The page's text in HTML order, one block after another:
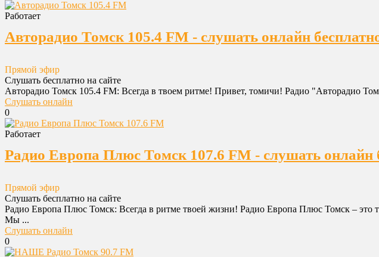
Работает
Авторадио Томск 105.4 FM - слушать онлайн
Прямой эфир
Слушать бесплатно на сайте
Авторадио Томск 105.4 FM: Всегда в твоем ритме! Привет, томичи! Радио "Авторадио
Слушать онлайн
0
Работает
Радио Европа Плюс Томск 107.6 FM - слушать онлайн
Прямой эфир
Слушать бесплатно на сайте
Радио Европа Плюс Томск: Всегда в ритме твоей жизни! Радио Европа Плюс Томск – это
Мы ...
Слушать онлайн
0